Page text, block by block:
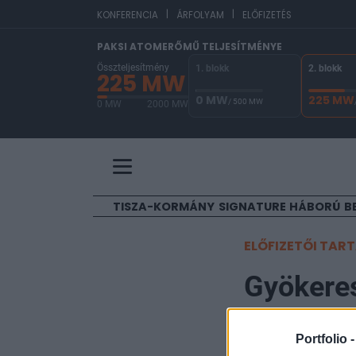
Portfolio -
KONFERENCIA | ÁRFOLYAM | ELŐFIZETÉS
PAKSI ATOMERŐMŰ TELJESÍTMÉNYE
Összteljesítmény
225 MW
0 MW 2000 MW
1. blokk
0 MW/ 500 MW
2. blokk
225 MW
TISZA-KORMÁNY SIGNATURE HÁBORÚ
ELŐFIZETŐI
hálózat